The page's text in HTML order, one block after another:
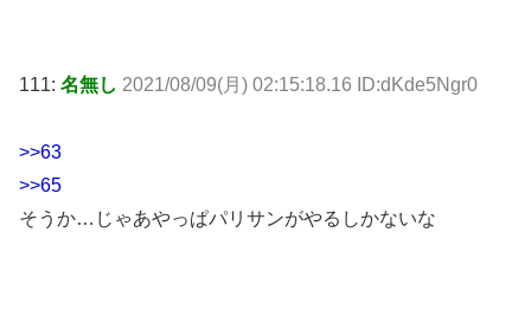
111: 名無し 2021/08/09(月) 02:15:18.16 ID:dKde5Ngr0
>>63
>>65
そうか…じゃあやっぱパリサンがやるしかないな